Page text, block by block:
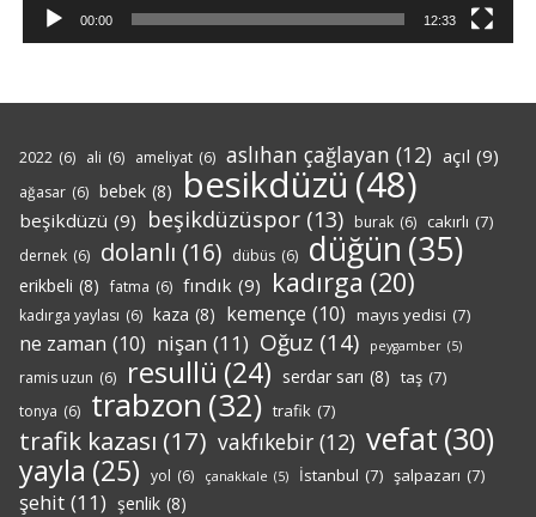
00:00 12:33
2022 (6) ali (6) ameliyat (6) aslıhan çağlayan (12) açıl (9)
ağasar (6) bebek (8) besikdüzü(48)
beşikdüzü (9) beşikdüzüspor (13) burak (6) cakırlı (7)
dernek (6) dolanlı (16) dübüs (6) düğün (35)
erikbeli (8) fatma (6) fındık (9) kadırga (20)
kadırga yaylası (6) kaza (8) kemençe (10) mayıs yedisi (7)
ne zaman (10) nişan (11) Oğuz (14) peygamber (5)
ramis uzun (6) resullü (24) serdar sarı (8) taş (7)
tonya (6) trabzon (32) trafik (7)
trafik kazası (17) vakfıkebir (12) vefat (30)
yayla (25) yol (6) çanakkale (5) İstanbul (7) şalpazarı (7)
şehit (11) şenlik (8)